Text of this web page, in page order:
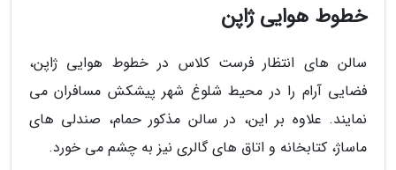
خطوط هوایی ژاپن
سالن های انتظار فرست کلاس در خطوط هوایی ژاپن،
فضایی آرام را در محیط شلوغ شهر پیشکش مسافران می
نمایند. علاوه بر این، در سالن مذکور حمام، صندلی های
ماساژ، کتابخانه و اتاق های گالری نیز به چشم می خورد.